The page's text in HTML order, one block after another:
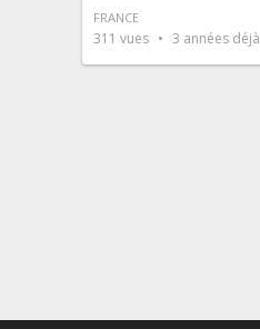
FRANCE
311 vues 3 années déjà